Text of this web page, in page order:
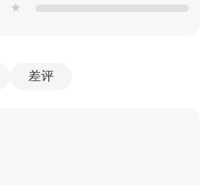
★
差评